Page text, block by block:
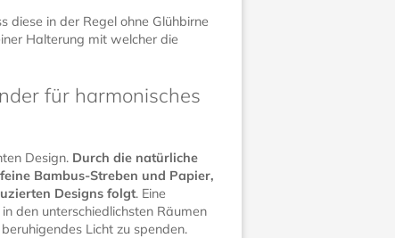
diese in der Regel ohne Glühbirne
Halterung mit welcher die
für harmonisches
Design. Durch die natürliche
Bambus-Streben und Papier,
Designs folgt. Eine
den unterschiedlichsten Räumen
Licht zu spenden.